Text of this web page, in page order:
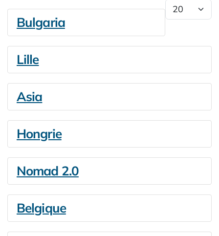
Afficher #
Bulgaria
Lille
Asia
Hongrie
Nomad 2.0
Belgique